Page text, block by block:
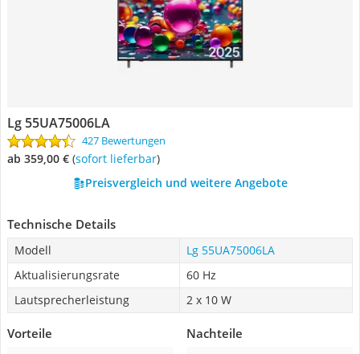
Lg 55UA75006LA
427 Bewertungen
ab 359,00 € ( Sofort lieferbar)
Preisvergleich und weitere Angebote
Technische Details
Modell
Lg 55UA75006LA
Aktualisierungsrate
60 Hz
Lautsprecherleistung
2 x 10 W
Vorteile Nachteile